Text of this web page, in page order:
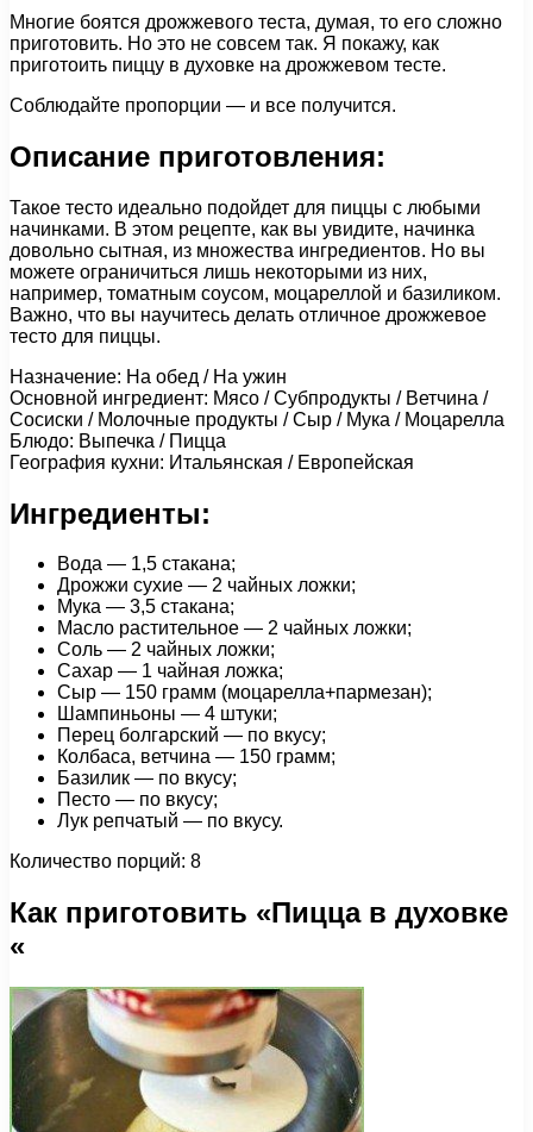
Многие боятся дрожжевого теста, думая, то его сложно
приготовить. Но это не совсем так. Я покажу, как
приготоить пиццу в духовке на дрожжевом тесте.
Соблюдайте пропорции — и все получится.
Описание приготовления:
Такое тесто идеально подойдет для пиццы с любыми
начинками. В этом рецепте, как вы увидите, начинка
довольно сытная, из множества ингредиентов. Но вы
можете ограничиться лишь некоторыми из них,
например, томатным соусом, моцареллой и базиликом.
Важно, что вы научитесь делать отличное дрожжевое
тесто для пиццы.
Назначение: На обед / На ужин
Основной ингредиент: Мясо / Субпродукты / Ветчина /
Сосиски / Молочные продукты / Сыр / Мука / Моцарелла
Блюдо: Выпечка / Пицца
География кухни: Итальянская / Европейская
Ингредиенты:
Вода — 1,5 стакана;
Дрожжи сухие — 2 чайных ложки;
Мука — 3,5 стакана;
Масло растительное — 2 чайных ложки;
Соль — 2 чайных ложки;
Сахар — 1 чайная ложка;
Сыр — 150 грамм (моцарелла+пармезан);
Шампиньоны — 4 штуки;
Перец болгарский — по вкусу;
Колбаса, ветчина — 150 грамм;
Базилик — по вкусу;
Песто — по вкусу;
Лук репчатый — по вкусу.
Количество порций: 8
Как приготовить «Пицца в духовке
«